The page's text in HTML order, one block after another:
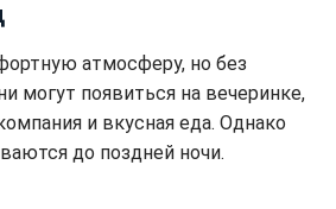
атмосферу, но без
могут появиться на вечеринке,
и вкусная еда. Однако
до поздней ночи.